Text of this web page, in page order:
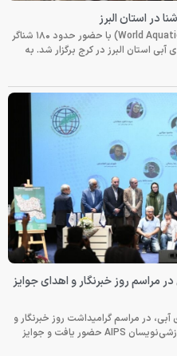
در استان البرز
جشنواره بزرگداشت روز جهانی شنا (World Aquatics Day) با حضور حدود ۱۸۰ شناگر
استان البرز در کرج برگزار شد. به
روز خبرنگار و اهدای جوایز
در مراسم گرامیداشت روز خبرنگار و
تقدیر از برگزیدگان هشتمین جایزه جهانی ورزشی‌نویسان AIPS حضور یافت و جوایز